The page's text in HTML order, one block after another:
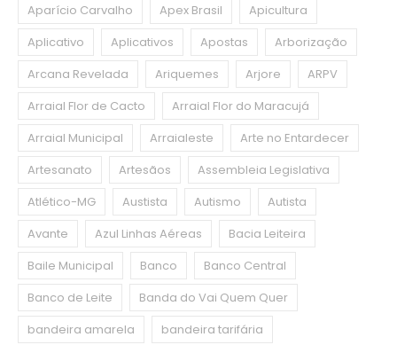
Aparício Carvalho
Apex Brasil
Apicultura
Aplicativo
Aplicativos Apostas
Arborização
Arcana Revelada
Ariquemes Arjore
ARPV
Arraial Flor de Cacto
Arraial Flor do Maracujá
Arraial Municipal
Arraialeste
Arte no Entardecer
Artesanato
Artesãos
Assembleia Legislativa
Atlético-MG
Austista Autismo
Autista
Avante
Azul Linhas Aéreas
Bacia Leiteira
Baile Municipal
Banco
Banco Central
Banco de Leite
Banda do Vai Quem Quer
bandeira amarela
bandeira tarifária